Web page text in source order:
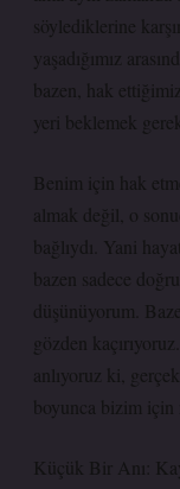
söylediklerine
yaşadığımız
bazen, hak
yeri beklemek
Benim için hak
almak değil, o
bağlıydı. Yani
bazen sadece
düşünüyorum.
gözden
anlıyoruz ki,
boyunca bizim için
Küçük Bir Anı: